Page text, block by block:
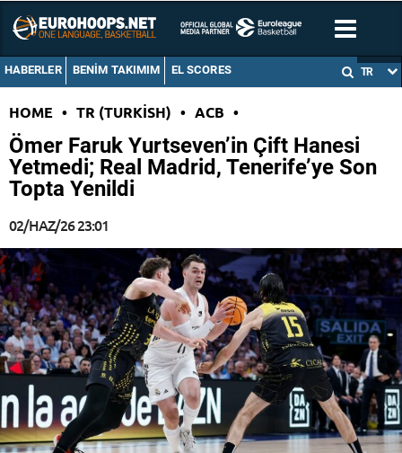
HABERLER BENIM TAKIMIM EL SCORES TR
HOME • TR (TURKISH) • ACB •
Ömer Faruk Yurtseven’in Çift Hanesi
Yetmedi; Real Madrid, Tenerife’ye Son
Topta Yenildi
02/HAZ/26 23:01